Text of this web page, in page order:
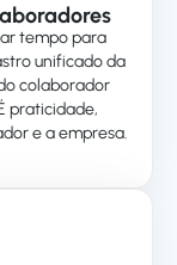
tempo para
unificado da
colaborador
praticidade,
e a empresa.